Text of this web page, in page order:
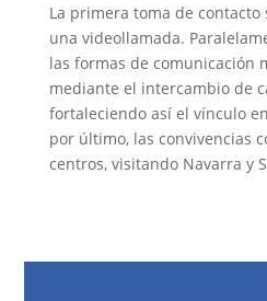
La primera toma de contacto
una videollamada.
las formas de comunicación
mediante el intercambio de
fortaleciendo así el vínculo
por último, las convivencias
centros, visitando Navarra y